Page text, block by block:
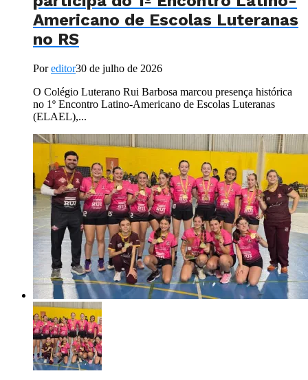
Americano de Escolas Luteranas
no RS
Poreditor30 de julho de 2026
O Colégio Luterano Rui Barbosa marcou presença histórica
no 1º Encontro Latino-Americano de Escolas Luteranas
(ELAEL),...